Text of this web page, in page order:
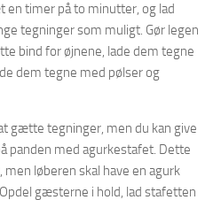
timer på to minutter, og lad
tegninger som muligt. Gør legen
bind for øjnene, lade dem tegne
dem tegne med pølser og
gætte tegninger, men du kan give
panden med agurkestafet. Dette
løberen skal have en agurk
gæsterne i hold, lad stafetten